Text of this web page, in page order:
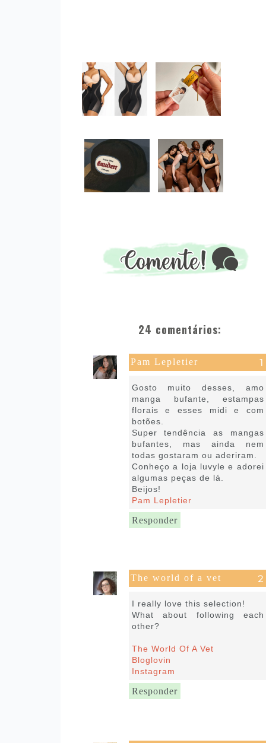
24 comentários:
Pam Lepletier
Gosto muito desses, amo
manga bufante, estampas
florais e esses midi e com
botões.
Super tendência as mangas
bufantes, mas ainda nem
todas gostaram ou aderiram.
Conheço a loja luvyle e adorei
algumas peças de lá.
Beijos!
Pam Lepletier
Responder
The world of a vet
I really love this selection!
What about following each
other?
The World Of A Vet
Bloglovin
Instagram
Responder